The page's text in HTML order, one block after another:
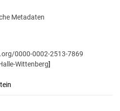
Metadaten
0000-0002-2513-7869
Wittenberg]